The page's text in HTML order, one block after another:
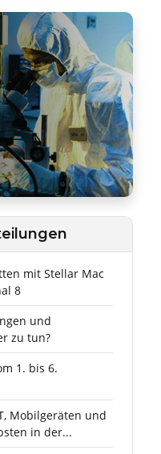
mit Stellar Mac
8
und
zu tun?
1. bis 6.
Mobilgeräten und
in der...